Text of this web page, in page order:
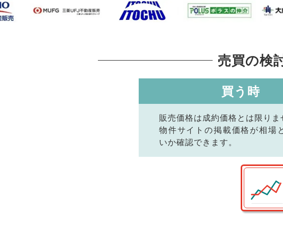
売買の検
買う時
販売価格は成約価格とは限りま
物件サイトの掲載価格が相場
いか確認できます。